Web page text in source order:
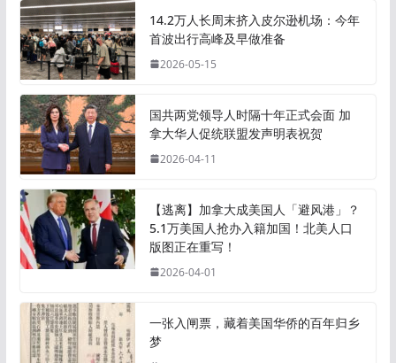
14.2万人长周末挤入皮尔逊机场：今年
首波出行高峰及早做准备
2026-05-15
国共两党领导人时隔十年正式会面 加
拿大华人促统联盟发声明表祝贺
2026-04-11
【逃离】加拿大成美国人「避风港」？
5.1万美国人抢办入籍加国！北美人口
版图正在重写！
2026-04-01
一张入闸票，藏着美国华侨的百年归乡
梦